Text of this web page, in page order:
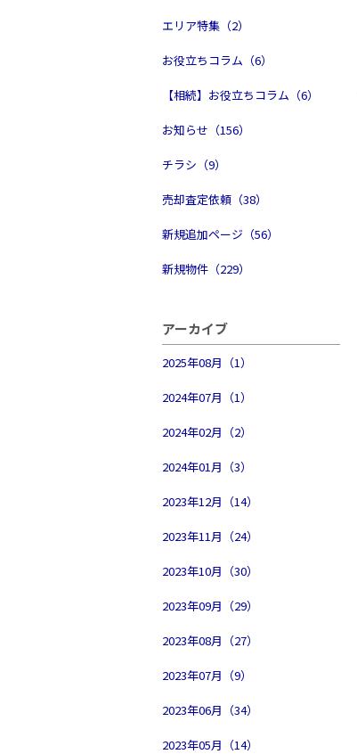
エリア特集（2）
お役立ちコラム（6）
【相続】お役立ちコラム（6）
お知らせ（156）
チラシ（9）
売却査定依頼（38）
新規追加ページ（56）
新規物件（229）
アーカイブ
2025年08月（1）
2024年07月（1）
2024年02月（2）
2024年01月（3）
2023年12月（14）
2023年11月（24）
2023年10月（30）
2023年09月（29）
2023年08月（27）
2023年07月（9）
2023年06月（34）
2023年05月（14）